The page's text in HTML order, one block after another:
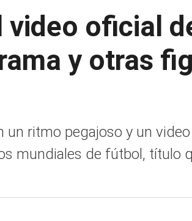
oficial de
y otras
ritmo pegajoso y un
mundiales de fútbol, título